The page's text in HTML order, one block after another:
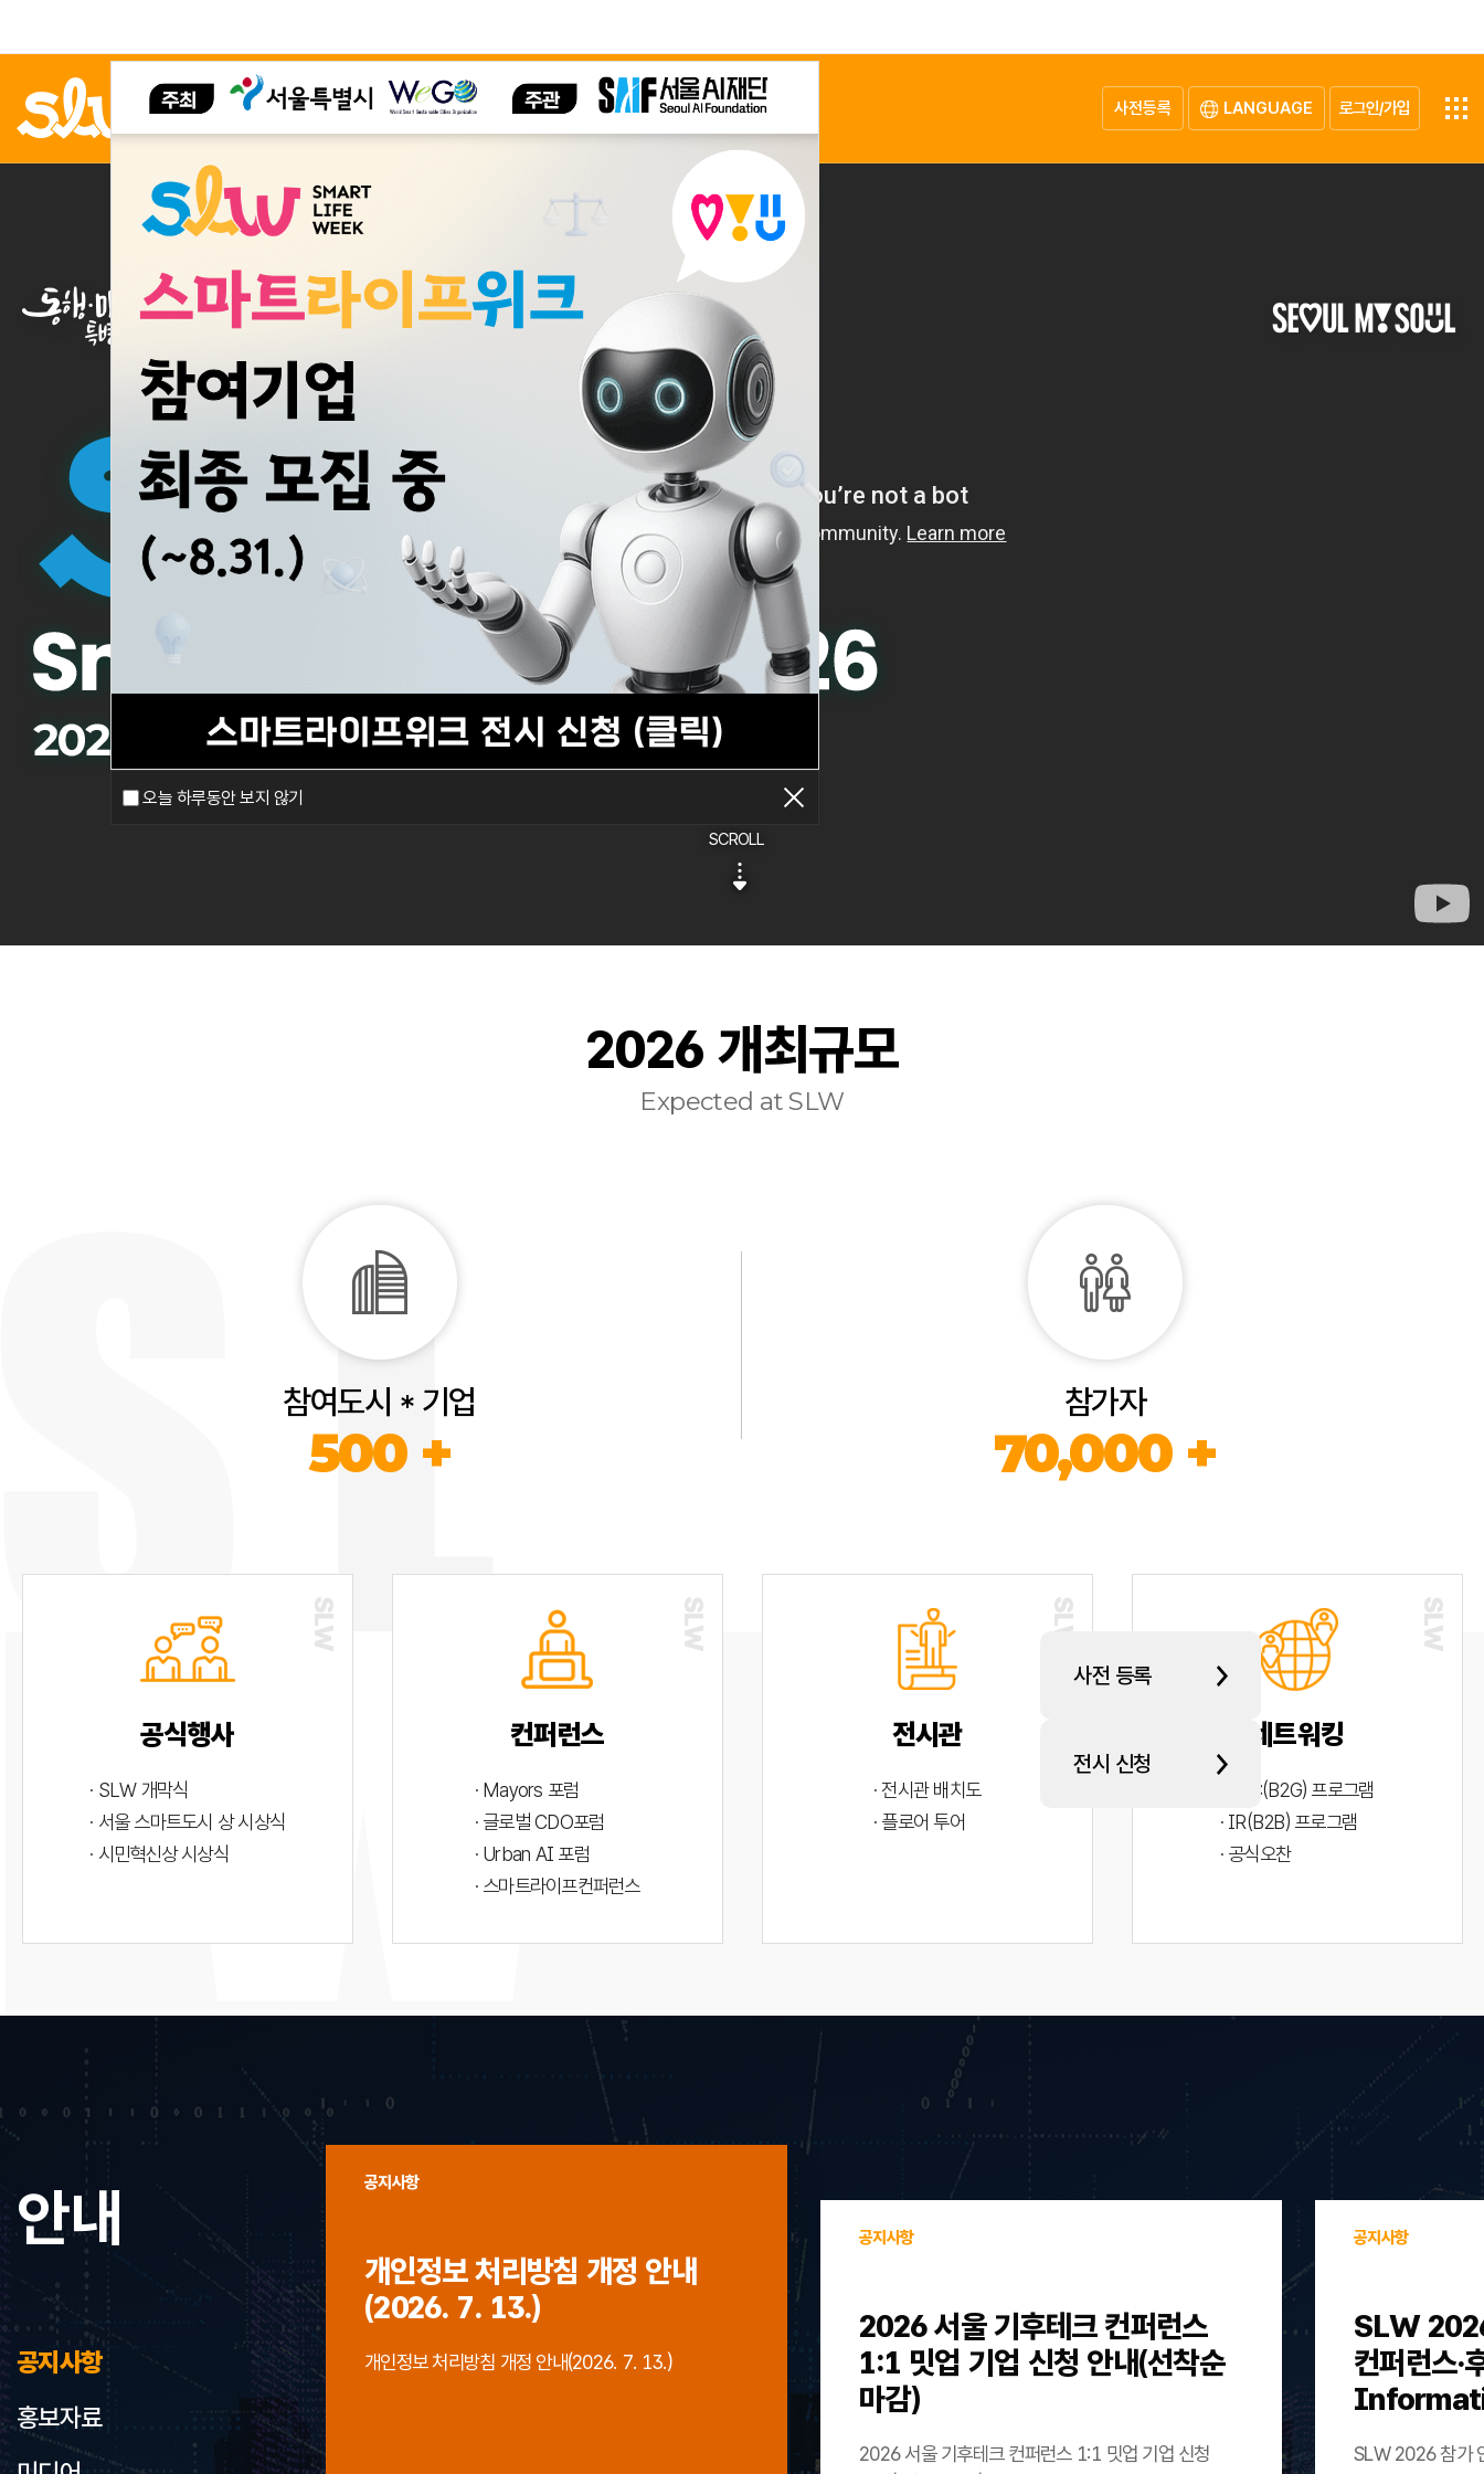
오늘 하루동안 보지 않기
사전등록 LANGUAGE 로그인/가입
SCROLL
사전 등록
전시 신청
2026 개최규모
Expected at SLW
참여도시 * 기업
500 +
참가자
70,000 +
공식행사
· SLW 개막식
· 서울 스마트도시 상 시상식
· 시민혁신상 시상식
컨퍼런스
· Mayors 포럼
· 글로벌 CDO포럼
· Urban AI 포럼
· 스마트라이프컨퍼런스
전시관
· 전시관 배치도
· 플로어 투어
네트워킹
· PYC(B2G) 프로그램
· IR(B2B) 프로그램
· 공식오찬
안내
공지사항
공지사항
개인정보 처리방침 개정 안내
(2026. 7. 13.)
개인정보 처리방침 개정 안내(2026. 7. 13.)
공지사항
2026 서울 기후테크 컨퍼런스
1:1 밋업 기업 신청 안내(선착순
마감)
2026 서울 기후테크 컨퍼런스 1:1 밋업 기업 신청
공지사항
SLW
컨퍼런스
SLW 2026 참가
홍보자료